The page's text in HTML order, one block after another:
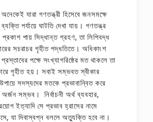
যারা গণতন্ত্রী হিসেবে জনসমক্ষে
পর্যায়ে ঘাটতি দেখা যায়। গণতন্ত্র
প্রকাশ পায় সিদ্ধান্ত গ্রহণ, তা লিপিবদ্ধ
সচরাচর গৃহীত পদ্ধতিতে। অধিকাংশ
পক্ষে সংখ্যাগরিষ্ঠের মত থাকলে তা
গৃহীত হয়। সবাই সম্ভবত স্বীকার
সদস্যদের মতকে প্রভাবান্বিত করে
অর্জন সম্ভব। নির্বাচনী অর্থ ব্যবহার,
ইত্যাদি সে প্রভাব হ্রাসের নামে
যা দিবাস্বপ্ন বললে অত্যুক্তি হবে না।